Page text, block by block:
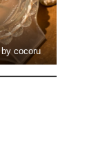
cocoru